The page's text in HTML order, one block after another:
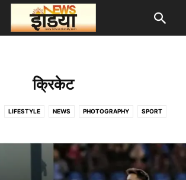
क्रिकेट
LIFESTYLE NEWS PHOTOGRAPHY SPORT
बिजनेस मनोरंजन राजनीति वास्तु शास्त्र